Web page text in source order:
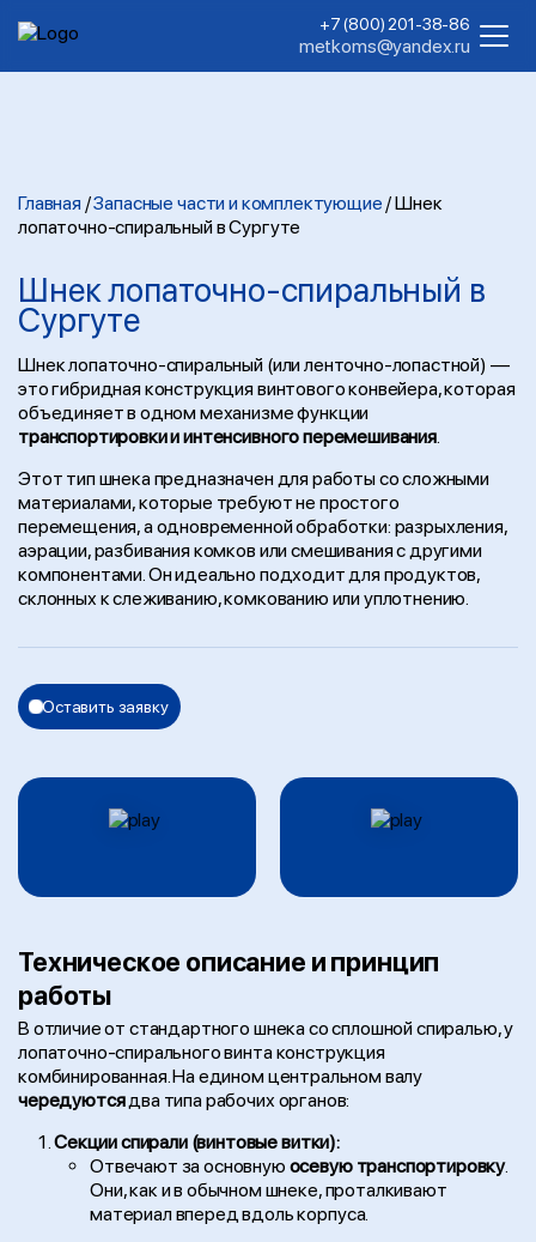
+7 (800) 201-38-86
metkoms@yandex.ru
Главная /Запасные части и комплектующие /Шнек
лопаточно-спиральный в Сургуте
Шнек лопаточно-спиральный в
Сургуте
Шнек лопаточно-спиральный (или ленточно-лопастной) —
это гибридная конструкция винтового конвейера, которая
объединяет в одном механизме функции
транспортировки и интенсивного перемешивания.
Этот тип шнека предназначен для работы со сложными
материалами, которые требуют не простого
перемещения, а одновременной обработки: разрыхления,
аэрации, разбивания комков или смешивания с другими
компонентами. Он идеально подходит для продуктов,
склонных к слеживанию, комкованию или уплотнению.
Оставить заявку
Техническое описание и принцип
работы
В отличие от стандартного шнека со сплошной спиралью, у
лопаточно-спирального винта конструкция
комбинированная. На едином центральном валу
чередуютсядва типа рабочих органов:
Секции спирали (винтовые витки):
Отвечают за основную осевую транспортировку.
Они, как и в обычном шнеке, проталкивают
материал вперед вдоль корпуса.